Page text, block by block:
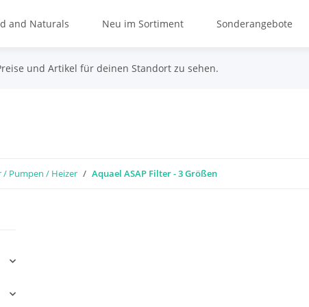
and Naturals Neu im Sortiment Sonderangebote
und Artikel für deinen Standort zu sehen.
/ Pumpen / Heizer Aquael ASAP Filter - 3 Größen